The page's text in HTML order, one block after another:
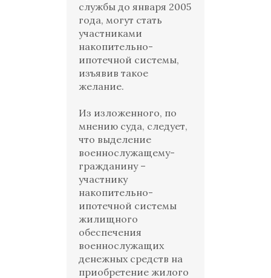
службы до января 2005
года, могут стать
участниками
накопительно-
ипотечной системы,
изъявив такое
желание.
Из изложенного, по
мнению суда, следует,
что выделение
военнослужащему-
гражданину –
участнику
накопительно-
ипотечной системы
жилищного
обеспечения
военнослужащих
денежных средств на
приобретение жилого